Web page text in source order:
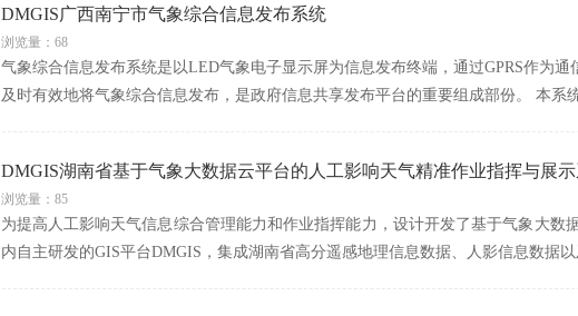
DMGIS广西南宁市气象综合信息发布系统
浏览量：68
气象综合信息发布系统是以LED气象电子显示屏为信息发布终端，通过GPRS作为
及时有效地将气象综合信息发布，是政府信息共享发布平台的重要组成部份。 本系
DMGIS湖南省基于气象大数据云平台的人工影响天气精准作业指挥与展
浏览量：85
为提高人工影响天气信息综合管理能力和作业指挥能力，设计开发了基于气象大数
内自主研发的GIS平台DMGIS，集成湖南省高分遥感地理信息数据、人影信息数据